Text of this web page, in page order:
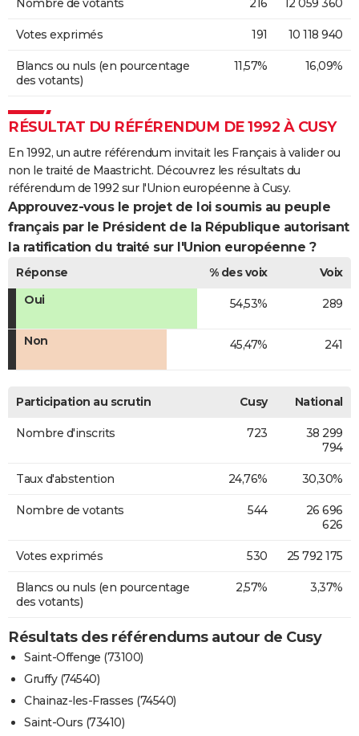
Nombre de votants 216 12 059 360
Votes exprimés 191 10 118 940
Blancs ou nuls (en pourcentage
des votants)
11,57% 16,09%
RÉSULTAT DU RÉFÉRENDUM DE 1992 À CUSY
En 1992, un autre référendum invitait les Français à valider ou
non le traité de Maastricht. Découvrez les résultats du
référendum de 1992 sur l'Union européenne à Cusy.
Approuvez-vous le projet de loi soumis au peuple
français par le Président de la République autorisant
la ratification du traité sur l'Union européenne ?
Réponse % des voix
Voix
Oui
54,53% 289
Non 45,47% 241
Participation au scrutin Cusy National
Nombre d'inscrits 723
38 299
794
Taux d'abstention 24,76% 30,30%
Nombre de votants 544
26 696
626
Votes exprimés 530 25 792 175
Blancs ou nuls (en pourcentage
des votants)
2,57% 3,37%
Résultats des référendums autour de Cusy
Saint-Offenge (73100)
Gruffy (74540)
Chainaz-les-Frasses (74540)
Saint-Ours (73410)